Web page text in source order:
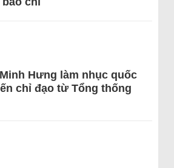
Hưng làm nhục quốc
chỉ đạo từ Tổng thống